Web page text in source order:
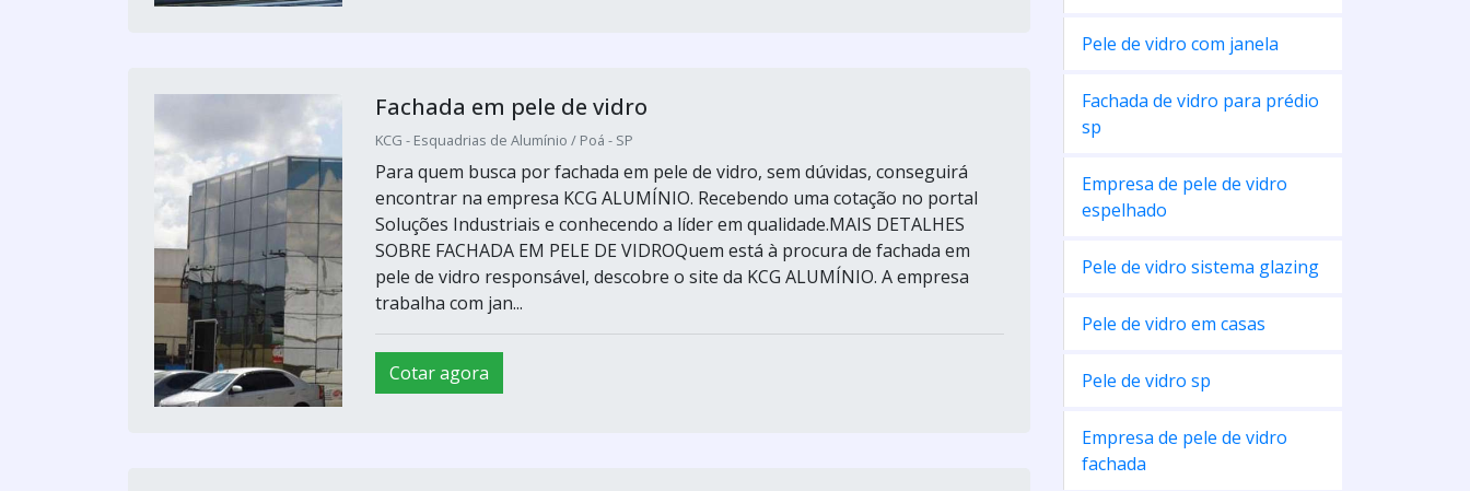
Fachada em pele de vidro
KCG - Esquadrias de Alumínio / Poá - SP
Para quem busca por fachada em pele de vidro, sem dúvidas, conseguirá
encontrar na empresa KCG ALUMÍNIO. Recebendo uma cotação no portal
Soluções Industriais e conhecendo a líder em qualidade.MAIS DETALHES
SOBRE FACHADA EM PELE DE VIDROQuem está à procura de fachada em
pele de vidro responsável, descobre o site da KCG ALUMÍNIO. A empresa
trabalha com jan...
Cotar agora
Pele de vidro com janela
Fachada de vidro para prédio
sp
Empresa de pele de vidro
espelhado
Pele de vidro sistema glazing
Pele de vidro em casas
Pele de vidro sp
Empresa de pele de vidro
fachada